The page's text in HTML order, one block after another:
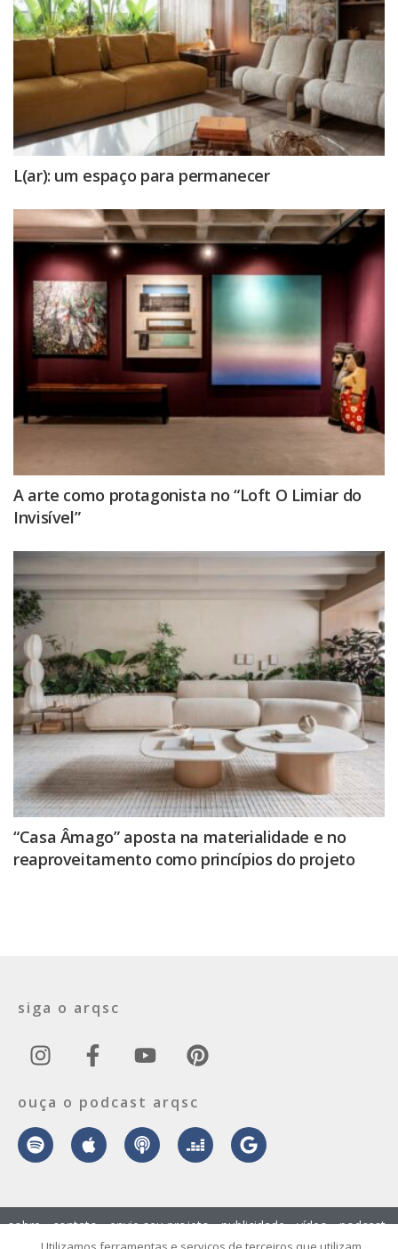
L(ar): um espaço para permanecer
A arte como protagonista no “Loft O Limiar do
Invisível”
“Casa Âmago” aposta na materialidade e no
reaproveitamento como princípios do projeto
siga o arqsc
ouça o podcast arqsc
sobre contato envie seu projeto publicidade vídeo podcast